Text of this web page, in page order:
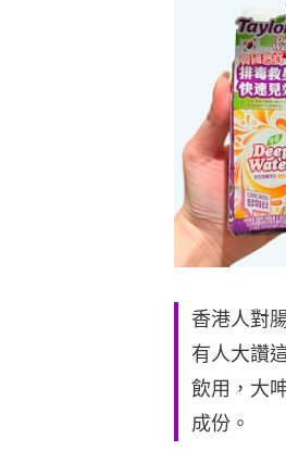
香港人對
有人大讚
飲用，大
成份。